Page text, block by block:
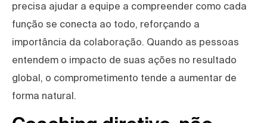
precisa ajudar a equipe a compreender como cada
função se conecta ao todo, reforçando a
importância da colaboração. Quando as pessoas
entendem o impacto de suas ações no resultado
global, o comprometimento tende a aumentar de
forma natural.